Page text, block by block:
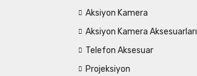
Aksiyon Kamera
Aksiyon Kamera Aksesuarları
Telefon Aksesuar
Projeksiyon